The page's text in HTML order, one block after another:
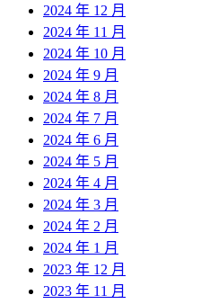
2024 年 12 月
2024 年 11 月
2024 年 10 月
2024 年 9 月
2024 年 8 月
2024 年 7 月
2024 年 6 月
2024 年 5 月
2024 年 4 月
2024 年 3 月
2024 年 2 月
2024 年 1 月
2023 年 12 月
2023 年 11 月